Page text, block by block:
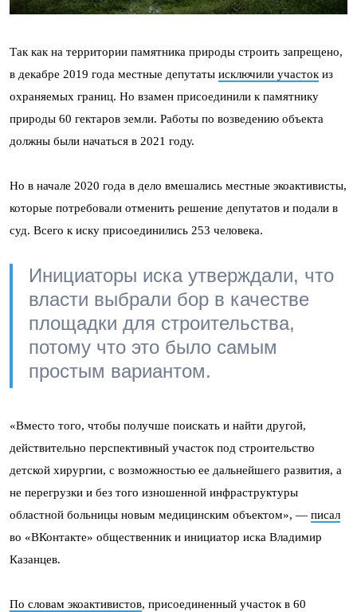
Так как на территории памятника природы строить запрещено,
в декабре 2019 года местные депутаты исключили участокиз
охраняемых границ. Но взамен присоединили к памятнику
природы 60 гектаров земли. Работы по возведению объекта
должны были начаться в 2021 году.
Но в начале 2020 года в дело вмешались местные экоактивисты,
которые потребовали отменить решение депутатов и подали в
суд. Всего к иску присоединились 253 человека.
Инициаторы иска утверждали, что
власти выбрали бор в качестве
площадки для строительства,
потому что это было самым
простым вариантом.
«Вместо того, чтобы получше поискать и найти другой,
действительно перспективный участок под строительство
детской хирургии, с возможностью ее дальнейшего развития, а
не перегрузки и без того изношенной инфраструктуры
областной больницы новым медицинским объектом», — писал
во «ВКонтакте» общественник и инициатор иска Владимир
Казанцев.
По словам экоактивистов, присоединенный участок в 60